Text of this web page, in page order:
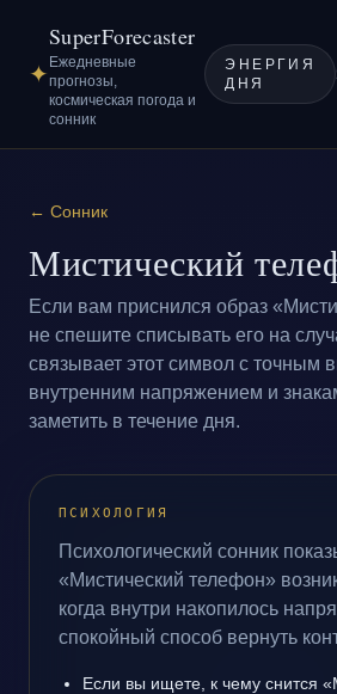
✦
SuperForecaster
Ежедневные
прогнозы,
космическая погода и
сонник
ЭНЕРГИЯ
ДНЯ
← Сонник
Мистический
Если вам приснился образ
не спешите списывать его на
связывает этот символ с точным
внутренним напряжением и
заметить в течение дня.
ПСИХОЛОГИЯ
Психологический сонник
«Мистический телефон»
когда внутри накопилось
спокойный способ вернуть
Если вы ищете, к чему снится